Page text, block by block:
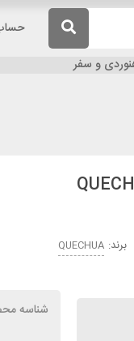
و سفر
QUECHUA
شناسه